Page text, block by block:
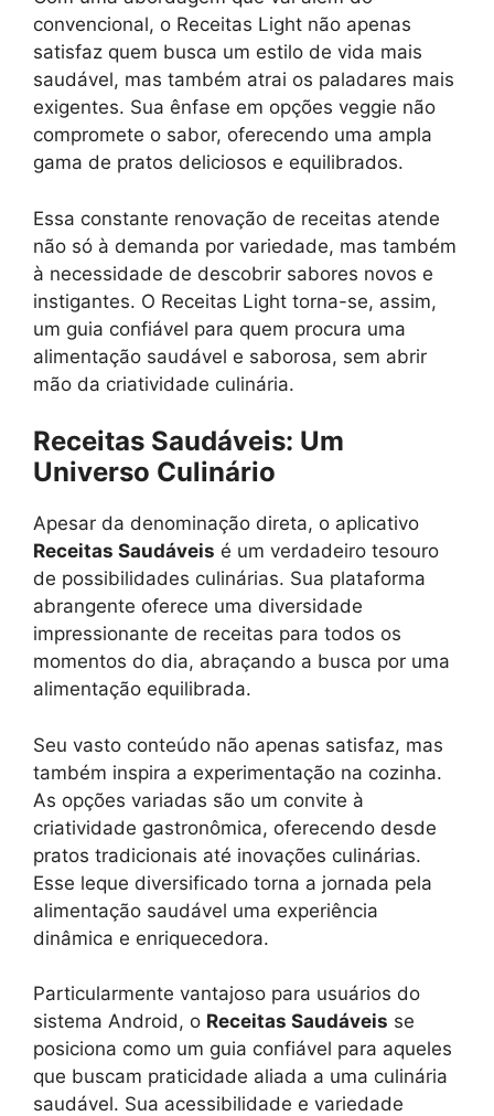
convencional, o Receitas Light não apenas
satisfaz quem busca um estilo de vida mais
saudável, mas também atrai os paladares mais
exigentes. Sua ênfase em opções veggie não
compromete o sabor, oferecendo uma ampla
gama de pratos deliciosos e equilibrados.
Essa constante renovação de receitas atende
não só à demanda por variedade, mas também
à necessidade de descobrir sabores novos e
instigantes. O Receitas Light torna-se, assim,
um guia confiável para quem procura uma
alimentação saudável e saborosa, sem abrir
mão da criatividade culinária.
Receitas Saudáveis: Um
Universo Culinário
Apesar da denominação direta, o aplicativo
Receitas Saudáveis é um verdadeiro tesouro
de possibilidades culinárias. Sua plataforma
abrangente oferece uma diversidade
impressionante de receitas para todos os
momentos do dia, abraçando a busca por uma
alimentação equilibrada.
Seu vasto conteúdo não apenas satisfaz, mas
também inspira a experimentação na cozinha.
As opções variadas são um convite à
criatividade gastronômica, oferecendo desde
pratos tradicionais até inovações culinárias.
Esse leque diversificado torna a jornada pela
alimentação saudável uma experiência
dinâmica e enriquecedora.
Particularmente vantajoso para usuários do
sistema Android, o Receitas Saudáveis se
posiciona como um guia confiável para aqueles
que buscam praticidade aliada a uma culinária
saudável. Sua acessibilidade e variedade